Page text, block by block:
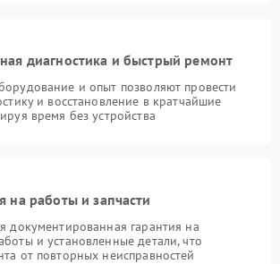
диагностика и быстрый ремонт
и опыт позволяют провести
и восстановление в кратчайшие
время без устройства
на работы и запчасти
документированная гарантия на
и установленные детали, что
от повторных неисправностей